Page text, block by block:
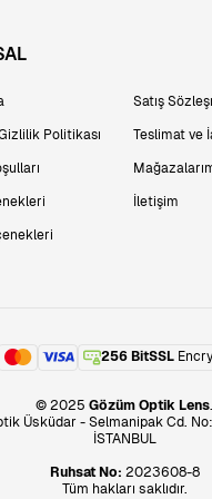
Politikası
Satış
Teslimat ve
İletişim
256 BitSSL
© 2025 Gözüm Optik Lens.
Üsküdar - Selmanipak Cd.
İSTANBUL
Ruhsat No: 2023608-8
Tüm hakları saklıdır.